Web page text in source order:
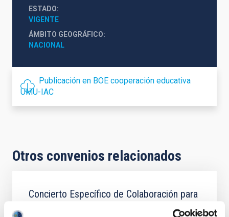
ESTADO
VIGENTE
ÁMBITO GEOGRÁFICO
NACIONAL
Publicación en BOE cooperación educativa
UMU-IAC
Otros convenios relacionados
Concierto Específico de Colaboración para
la formación en centros de trabajo CIFP La